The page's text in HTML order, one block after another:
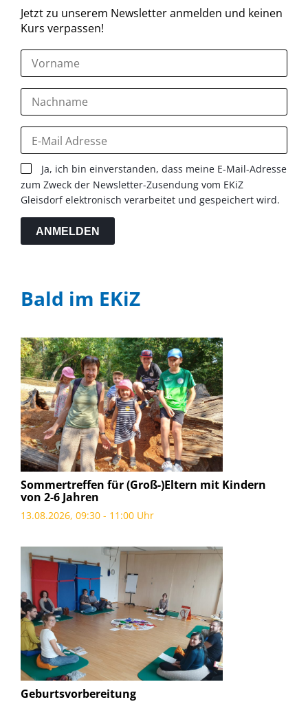
Jetzt zu unserem Newsletter anmelden und keinen
Kurs verpassen!
Ja, ich bin einverstanden, dass meine E-Mail-Adresse
zum Zweck der Newsletter-Zusendung vom EKiZ
Gleisdorf elektronisch verarbeitet und gespeichert wird.
ANMELDEN
Bald im EKiZ
Sommertreffen für (Groß-)Eltern mit Kindern
von 2-6 Jahren
13.08.2026, 09:30 - 11:00 Uhr
Geburtsvorbereitung